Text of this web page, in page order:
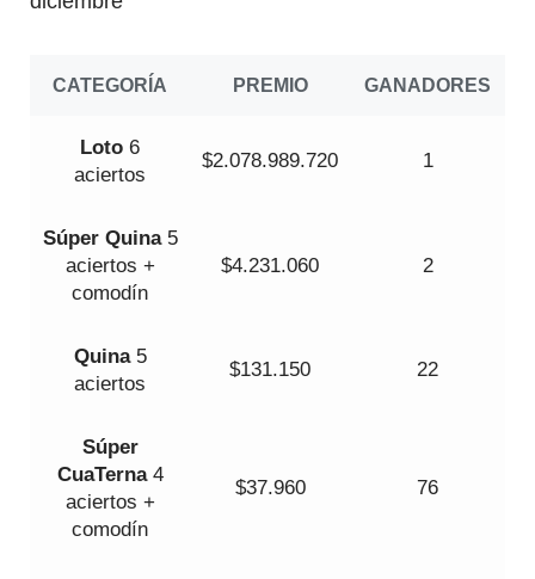
CATEGORÍA PREMIO GANADORES
Loto 6
aciertos
$2.078.989.720 1
Súper Quina 5
aciertos +
comodín
$4.231.060 2
Quina 5
aciertos
$131.150 22
Súper
CuaTerna 4
aciertos +
comodín
$37.960 76